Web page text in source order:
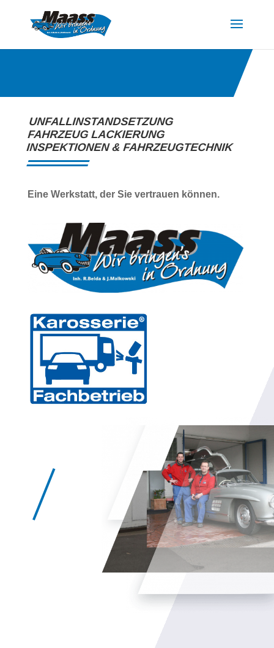
UNFALLINSTANDSETZUNG
FAHRZEUG LACKIERUNG
INSPEKTIONEN & FAHRZEUGTECHNIK
Eine Werkstatt, der Sie vertrauen können.